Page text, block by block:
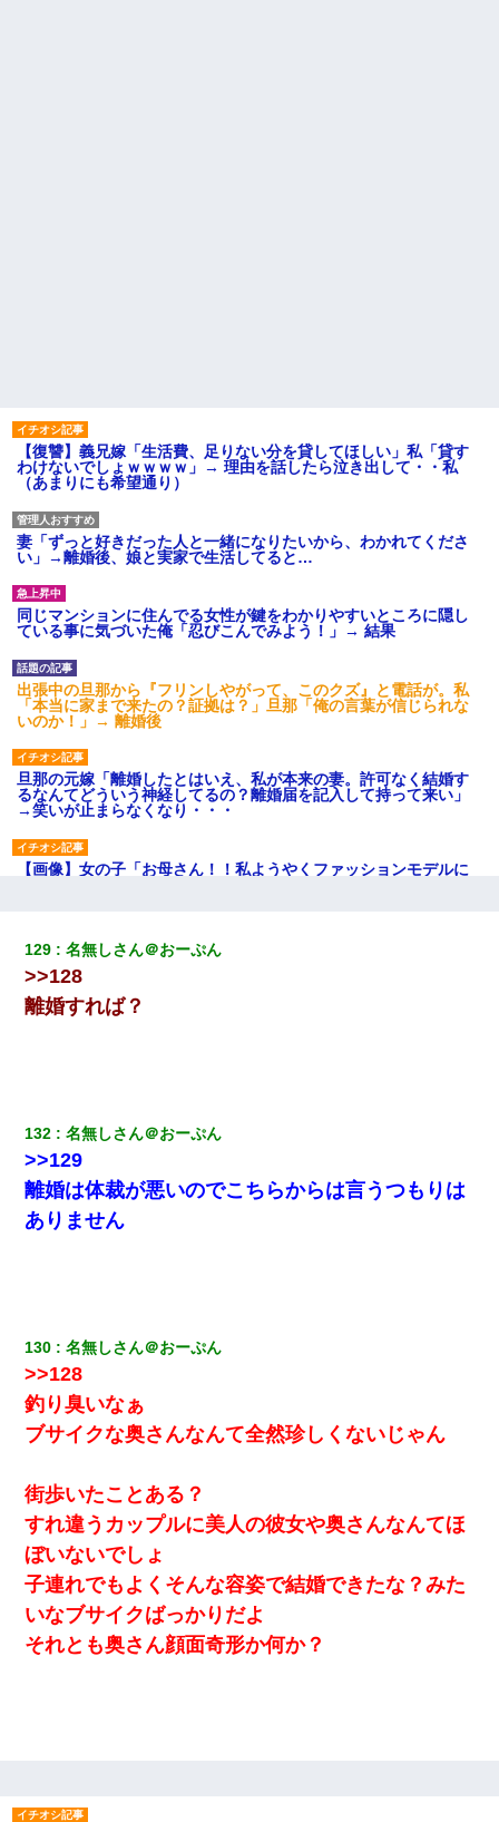
【復讐】義兄嫁「生活費、足りない分を貸してほしい」私「貸す
わけないでしょｗｗｗｗ」→ 理由を話したら泣き出して・・私
（あまりにも希望通り）
妻「ずっと好きだった人と一緒になりたいから、わかれてくださ
い」→離婚後、娘と実家で生活してると…
同じマンションに住んでる女性が鍵をわかりやすいところに隠し
ている事に気づいた俺「忍びこんでみよう！」→ 結果
出張中の旦那から『フリンしやがって、このクズ』と電話が。私
「本当に家まで来たの？証拠は？」旦那「俺の言葉が信じられな
いのか！」→ 離婚後
旦那の元嫁「離婚したとはいえ、私が本来の妻。許可なく結婚す
るなんてどういう神経してるの？離婚届を記入して持って来い」
→笑いが止まらなくなり・・・
【画像】女の子「お母さん！！私ようやくファッションモデルに
私「まとめ買いして冷凍ストックしてる」Ａ「ずるい！クレク
レ！」私「なんでよ」Ａ「ケーチ！バーカ！」→ 後日、Ａ旦那が
凸してきた
小学生の息子が急に様子がおかしくなった。私「理由を聞いても
『わかんない！』って怒鳴り付けてくるし、困っってる」旦那
「話してみるよ」→ 後日・・・
【戦争】不妊の俺嫁に弟嫁が2日間4歳児を託児 俺嫁はそこまで気
にしてなかったが、あまりにも子供が俺嫁に懐くので最後らへん
【衝撃】嫁父の会社に勤続１０年、手取り１４万 → 俺「２２万も
らえる会社から誘われた。転職したい」義父「クビ！（激怒」嫁
「離婚！（激怒」
ずっとニートだと思ってた同居の義弟が投資で旦那より稼いでる
とか知らなかった…
10年ほど前、息子がまだ年中だった時に離婚したんだけど、一昨
年の暮れに突然息子が職場を訪ねてきた。
【驚愕】5000円でＪＫと行為してきたが後悔しかない…
きます！」
129 名無しさん＠おーぷん
>>128
離婚すれば？
132 名無しさん＠おーぷん
>>129
離婚は体裁が悪いのでこちらからは言うつもりは
ありません
130 名無しさん＠おーぷん
>>128
釣り臭いなぁ
ブサイクな奥さんなんて全然珍しくないじゃん
街歩いたことある？
すれ違うカップルに美人の彼女や奥さんなんてほ
ぼいないでしょ
子連れでもよくそんな容姿で結婚できたな？みた
いなブサイクばっかりだよ
それとも奥さん顔面奇形か何か？